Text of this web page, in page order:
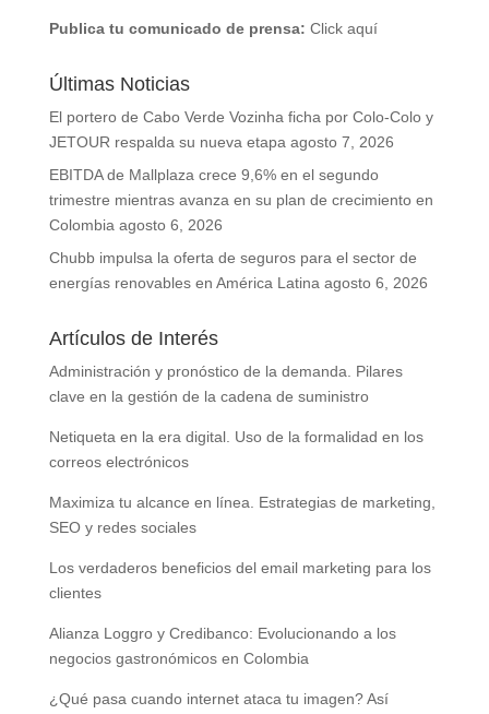
Publica tu comunicado de prensa: Click aquí
Últimas Noticias
El portero de Cabo Verde Vozinha ficha por Colo-Colo y
JETOUR respalda su nueva etapa agosto 7, 2026
EBITDA de Mallplaza crece 9,6% en el segundo
trimestre mientras avanza en su plan de crecimiento en
Colombia agosto 6, 2026
Chubb impulsa la oferta de seguros para el sector de
energías renovables en América Latina agosto 6, 2026
Artículos de Interés
Administración y pronóstico de la demanda. Pilares
clave en la gestión de la cadena de suministro
Netiqueta en la era digital. Uso de la formalidad en los
correos electrónicos
Maximiza tu alcance en línea. Estrategias de marketing,
SEO y redes sociales
Los verdaderos beneficios del email marketing para los
clientes
Alianza Loggro y Credibanco: Evolucionando a los
negocios gastronómicos en Colombia
¿Qué pasa cuando internet ataca tu imagen? Así